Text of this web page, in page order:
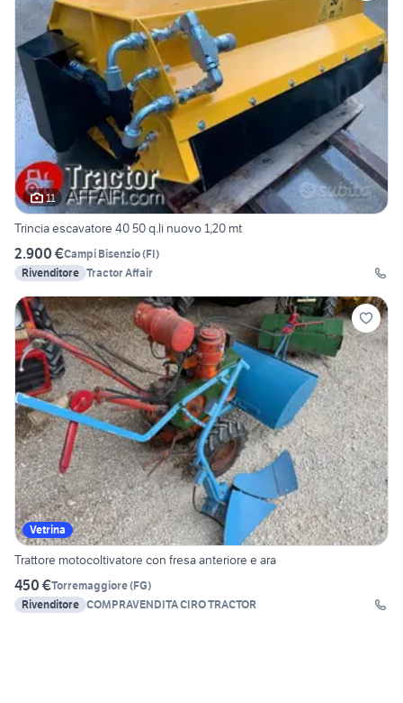
11
Trincia escavatore 40 50 q.li nuovo 1,20 mt
2.900 €Campi Bisenzio(FI)
Rivenditore Tractor Affair
Vetrina
Trattore motocoltivatore con fresa anteriore e ara
450 €Torremaggiore(FG)
Rivenditore COMPRAVENDITA CIRO TRACTOR